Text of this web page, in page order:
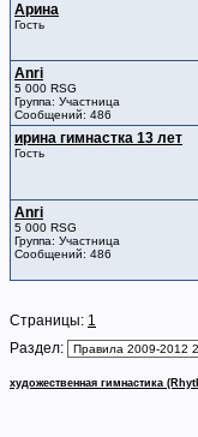
Арина
Гость
Anri
5 000 RSG
Группа: Участница
Сообщений: 486
ирина гимнастка 13 лет
Гость
Anri
5 000 RSG
Группа: Участница
Сообщений: 486
Страницы: 1
Раздел:
художественная гимнастика